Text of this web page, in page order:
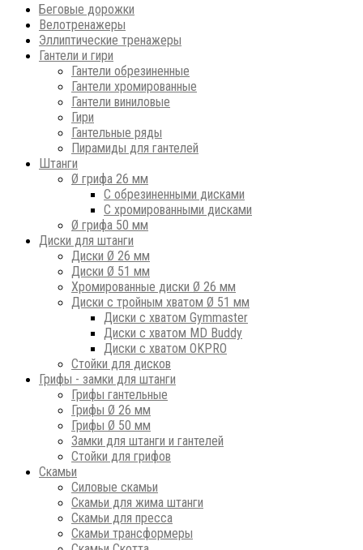
Беговые дорожки
Велотренажеры
Эллиптические тренажеры
Гантели и гири
Гантели обрезиненные
Гантели хромированные
Гантели виниловые
Гири
Гантельные ряды
Пирамиды для гантелей
Штанги
Ø грифа 26 мм
С обрезиненными дисками
С хромированными дисками
Ø грифа 50 мм
Диски для штанги
Диски Ø 26 мм
Диски Ø 51 мм
Хромированные диски Ø 26 мм
Диски с тройным хватом Ø 51 мм
Диски с хватом Gymmaster
Диски с хватом MD Buddy
Диски с хватом OKPRO
Стойки для дисков
Грифы - замки для штанги
Грифы гантельные
Грифы Ø 26 мм
Грифы Ø 50 мм
Замки для штанги и гантелей
Стойки для грифов
Скамьи
Силовые скамьи
Скамьи для жима штанги
Скамьи для пресса
Скамьи трансформеры